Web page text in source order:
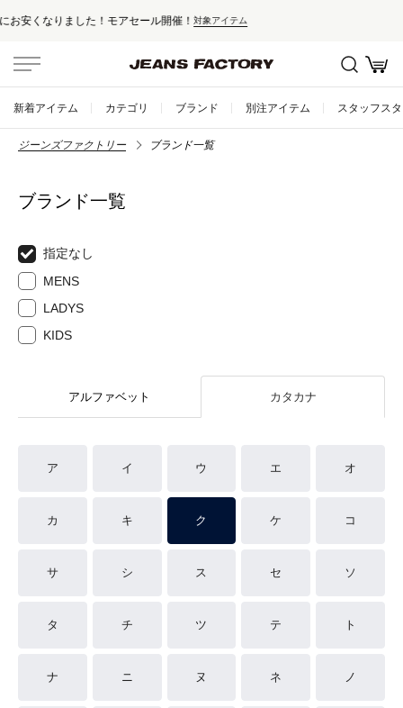
セール対象外アイテムは10%ポイント還元！
新着アイテム カテゴリ ブランド 別注アイテム スタッフス
ジーンズファクトリー ブランド一覧
ブランド一覧
指定なし
MENS
LADYS
KIDS
アルファベット カタカナ
ア イ ウ エ オ
カ キ ク ケ コ
サ シ ス セ ソ
タ チ ツ テ ト
ナ ニ ヌ ネ ノ